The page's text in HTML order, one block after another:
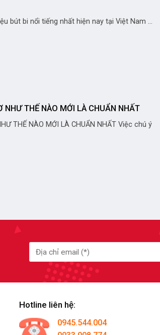
bút bi nổi tiếng nhất hiện nay tại Việt Nam ...
NHƯ THẾ NÀO MỚI LÀ CHUẨN NHẤT
THẾ NÀO MỚI LÀ CHUẨN NHẤT Việc chú ý
Hotline liên hệ:
0945.544.004